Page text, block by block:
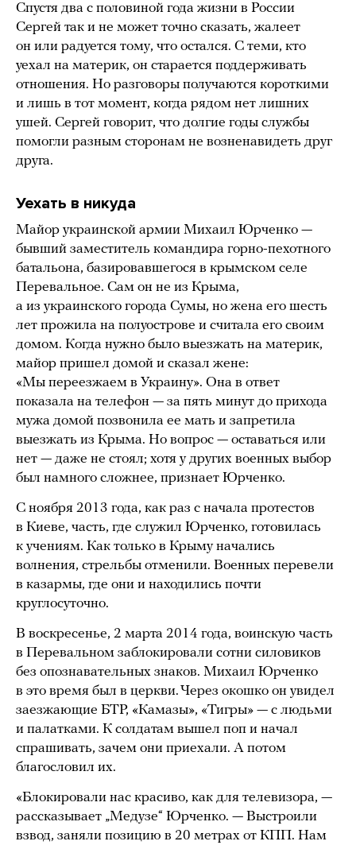
Спустя два с половиной года жизни в России
Сергей так и не может точно сказать, жалеет
он или радуется тому, что остался. С теми, кто
уехал на материк, он старается поддерживать
отношения. Но разговоры получаются короткими
и лишь в тот момент, когда рядом нет лишних
ушей. Сергей говорит, что долгие годы службы
помогли разным сторонам не возненавидеть друг
друга.
Уехать в никуда
Майор украинской армии Михаил Юрченко —
бывший заместитель командира горно-пехотного
батальона, базировавшегося в крымском селе
Перевальное. Сам он не из Крыма,
а из украинского города Сумы, но жена его шесть
лет прожила на полуострове и считала его своим
домом. Когда нужно было выезжать на материк,
майор пришел домой и сказал жене:
«Мы переезжаем в Украину». Она в ответ
показала на телефон — за пять минут до прихода
мужа домой позвонила ее мать и запретила
выезжать из Крыма. Но вопрос — оставаться или
нет — даже не стоял; хотя у других военных выбор
был намного сложнее, признает Юрченко.
С ноября 2013 года, как раз с начала протестов
в Киеве, часть, где служил Юрченко, готовилась
к учениям. Как только в Крыму начались
волнения, стрельбы отменили. Военных перевели
в казармы, где они и находились почти
круглосуточно.
В воскресенье, 2 марта 2014 года, воинскую часть
в Перевальном заблокировали сотни силовиков
без опознавательных знаков. Михаил Юрченко
в это время был в церкви. Через окошко он увидел
заезжающие БТР, «Камазы», «Тигры» — с людьми
и палатками. К солдатам вышел поп и начал
спрашивать, зачем они приехали. А потом
благословил их.
«Блокировали нас красиво, как для телевизора, —
рассказывает „Медузе“ Юрченко. — Выстроили
взвод, заняли позицию в 20 метрах от КПП. Нам